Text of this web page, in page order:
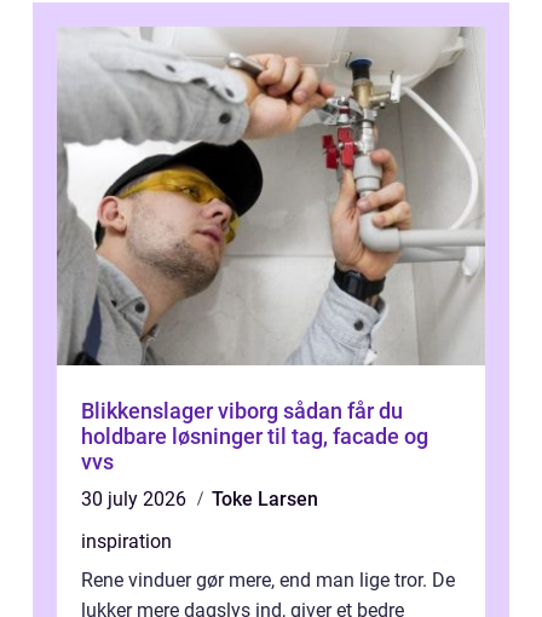
Blikkenslager viborg sådan får du
holdbare løsninger til tag, facade og
vvs
30 july 2026
Toke Larsen
inspiration
Rene vinduer gør mere, end man lige tror. De
lukker mere dagslys ind, giver et bedre